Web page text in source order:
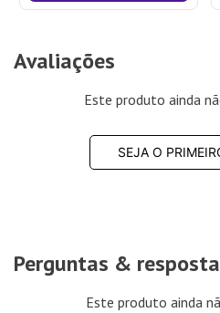
Avaliações
Este produto ainda
SEJA O
Perguntas &
Este produto ainda